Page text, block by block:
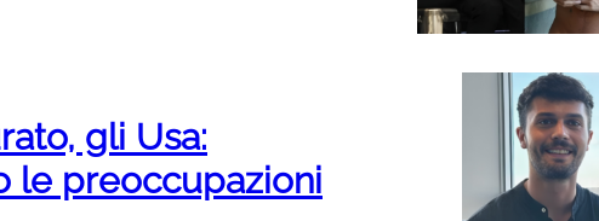
gli Usa:
le preoccupazioni